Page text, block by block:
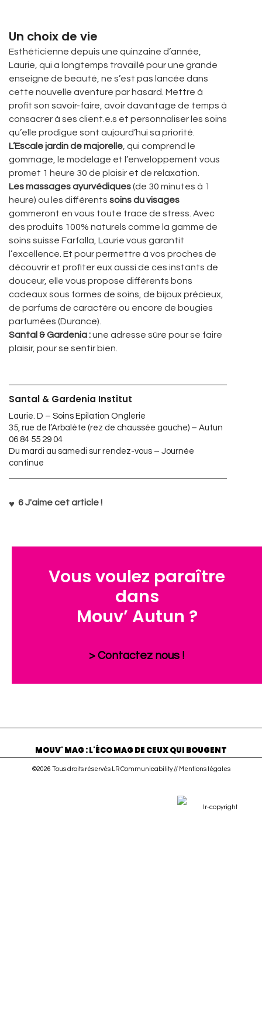
Un choix de vie
Esthéticienne depuis une quinzaine d’année,
Laurie, qui a longtemps travaillé pour une grande
enseigne de beauté, ne s’est pas lancée dans
cette nouvelle aventure par hasard. Mettre à
profit son savoir-faire, avoir davantage de temps à
consacrer à ses client.e.s et personnaliser les soins
qu’elle prodigue sont aujourd’hui sa priorité.
L’Escale jardin de majorelle , qui comprend le
gommage, le modelage et l’enveloppement vous
promet 1 heure 30 de plaisir et de relaxation.
Les massages ayurvédiques(de 30 minutes à 1
heure) ou les différents soins du visages
gommeront en vous toute trace de stress. Avec
des produits 100% naturels comme la gamme de
soins suisse Farfalla, Laurie vous garantit
l’excellence. Et pour permettre à vos proches de
découvrir et profiter eux aussi de ces instants de
douceur, elle vous propose différents bons
cadeaux sous formes de soins, de bijoux précieux,
de parfums de caractère ou encore de bougies
parfumées (Durance).
Santal & Gardenia :une adresse sûre pour se faire
plaisir, pour se sentir bien.
Santal & Gardenia Institut
Laurie. D – Soins Epilation Onglerie
35, rue de l’Arbalète (rez de chaussée gauche) – Autun
06 84 55 29 04
Du mardi au samedi sur rendez-vous – Journée
continue
6J'aime cet article !
Vous voulez paraître
dans
Mouv’ Autun ?
> Contactez nous !
MOUV' MAG : L'ÉCO MAG DE CEUX QUI BOUGENT
©2026 Tous droits réservés LR Communicability // Mentions légales